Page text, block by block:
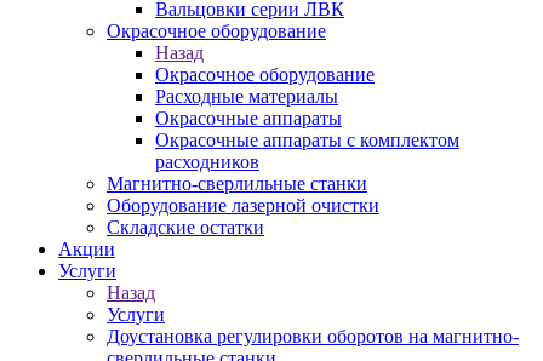
Вальцовки серии ЛВК
Окрасочное оборудование
Назад
Окрасочное оборудование
Расходные материалы
Окрасочные аппараты
Окрасочные аппараты с комплектом
расходников
Магнитно-сверлильные станки
Оборудование лазерной очистки
Складские остатки
Акции
Услуги
Назад
Услуги
Доустановка регулировки оборотов на магнитно-